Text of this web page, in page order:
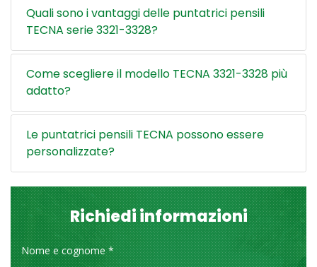
Quali sono i vantaggi delle puntatrici pensili
TECNA serie 3321-3328?
Come scegliere il modello TECNA 3321-3328 più
adatto?
Le puntatrici pensili TECNA possono essere
personalizzate?
Richiedi informazioni